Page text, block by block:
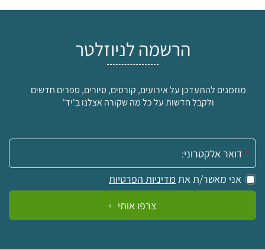
הרשמה לניוזלטר
מוזמנים להתעדכן על אירועים, קורסים, סיורים, ספרים חדשים
ולקבל חדשות על כל מה שקורה אצלנו ב'יד'
אימייל:
אני מאשר/ת את מדיניות הפרטיות
צרפו אותי